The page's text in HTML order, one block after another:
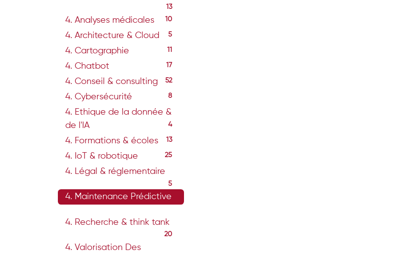
13
4. Analyses médicales 10
4. Architecture & Cloud 5
4. Cartographie 11
4. Chatbot 17
4. Conseil & consulting 52
4. Cybersécurité 8
4. Ethique de la donnée &
de l'IA
4
4. Formations & écoles 13
4. IoT & robotique 25
4. Légal & réglementaire
5
4. Maintenance Prédictive
4. Recherche & think tank
20
4. Valorisation Des